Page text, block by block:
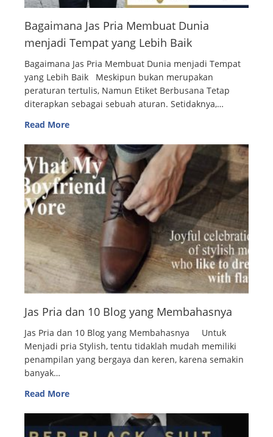
Bagaimana Jas Pria Membuat Dunia
menjadi Tempat yang Lebih Baik
Bagaimana Jas Pria Membuat Dunia menjadi Tempat
yang Lebih Baik Meskipun bukan merupakan
peraturan tertulis, Namun Etiket Berbusana Tetap
diterapkan sebagai sebuah aturan. Setidaknya,…
Read More
Jas Pria dan 10 Blog yang Membahasnya
Jas Pria dan 10 Blog yang Membahasnya Untuk
Menjadi pria Stylish, tentu tidaklah mudah memiliki
penampilan yang bergaya dan keren, karena semakin
banyak…
Read More